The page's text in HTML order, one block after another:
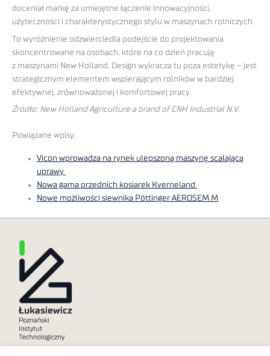
doceniał markę za umiejętne łączenie innowacyjności,
użyteczności i charakterystycznego stylu w maszynach rolniczych.
To wyróżnienie odzwierciedla podejście do projektowania
skoncentrowane na osobach, które na co dzień pracują
z maszynami New Holland. Design wykracza tu poza estetykę – jest
strategicznym elementem wspierającym rolników w bardziej
efektywnej, zrównoważonej i komfortowej pracy.
Źródło: New Holland Agriculture a brand of CNH Industrial N.V.
Powiązane wpisy:
Vicon wprowadza na rynek ulepszoną maszynę scalającą
uprawy
Nowa gama przednich kosiarek Kverneland
Nowe możliwości siewnika Pöttinger AEROSEM M